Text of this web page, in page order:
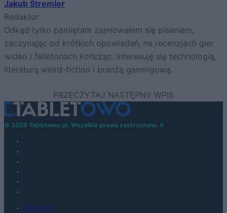
Jakub Stremler
Redaktor
Odkąd tylko pamiętam zajmowałem się pisaniem,
zaczynając od krótkich opowiadań, na recenzjach gier
wideo i felietonach kończąc. Interesuję się technologią,
literaturą weird-fiction i branżą gamingową.
© 2026 Tabletowo.pl. Wszelkie prawa zastrzeżone. K
KONTAKT